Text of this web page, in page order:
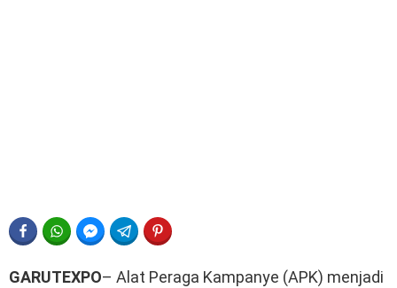
FACEBOOKWHATSAPPFACEBOOK MESSENGER
TELEGRAM
GARUTEXPO– Alat Peraga Kampanye (APK) menjadi